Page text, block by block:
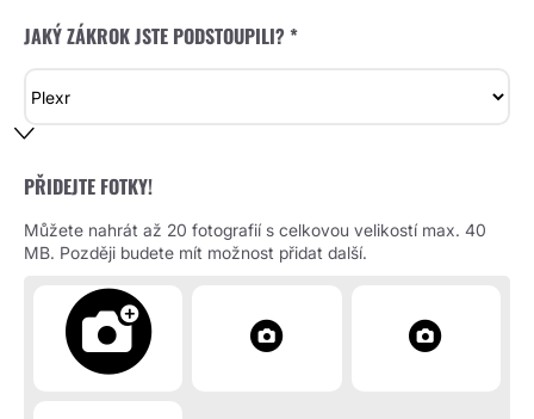
JAKÝ ZÁKROK JSTE PODSTOUPILI? *
PŘIDEJTE FOTKY!
Můžete nahrát až 20 fotografií s celkovou velikostí max. 40
MB. Později budete mít možnost přidat další.